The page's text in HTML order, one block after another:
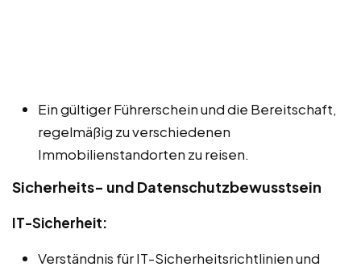
Ein gültiger Führerschein und die Bereitschaft,
regelmäßig zu verschiedenen
Immobilienstandorten zu reisen.
Sicherheits- und Datenschutzbewusstsein
IT-Sicherheit:
Verständnis für IT-Sicherheitsrichtlinien und